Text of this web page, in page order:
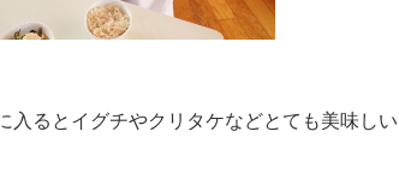
入るとイグチやクリタケなどとても美味しい